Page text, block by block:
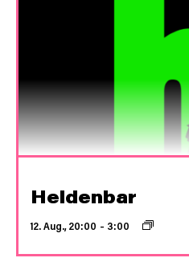
Heldenbar
12. Aug., 20:00 – 3:00